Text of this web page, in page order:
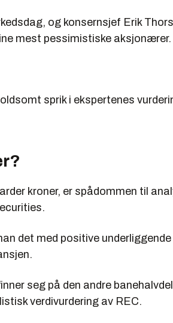
og konsernsjef Erik
mest pessimistiske aksjonærer.
sprik i ekspertenes
kroner, er spådommen til
det med positive underliggende
seg på den andre
verdivurdering av REC.